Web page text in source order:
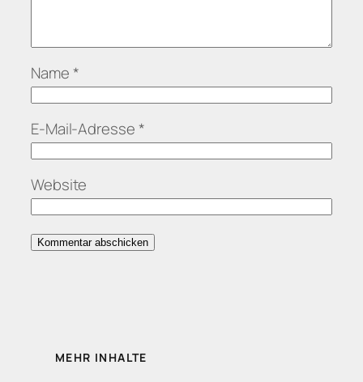
Name *
E-Mail-Adresse *
Website
MEHR INHALTE